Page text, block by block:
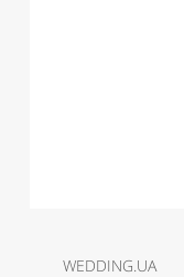
WEDDING.UA